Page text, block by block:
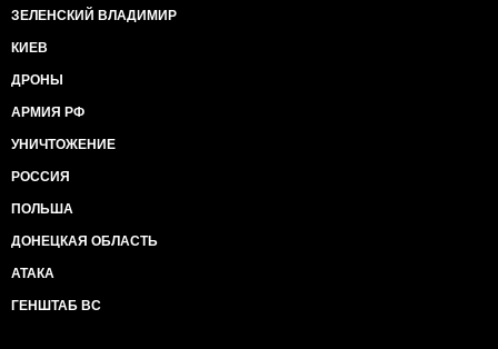
ЗЕЛЕНСКИЙ ВЛАДИМИР
КИЕВ
ДРОНЫ
АРМИЯ РФ
УНИЧТОЖЕНИЕ
РОССИЯ
ПОЛЬША
ДОНЕЦКАЯ ОБЛАСТЬ
АТАКА
ГЕНШТАБ ВС